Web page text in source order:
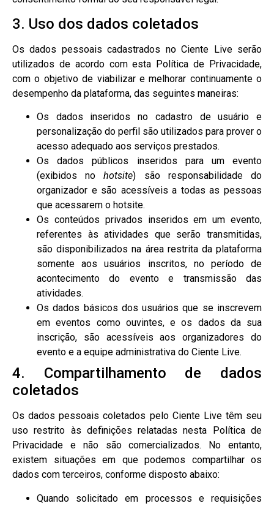
3. Uso dos dados coletados
Os dados pessoais cadastrados no Ciente Live serão
utilizados de acordo com esta Política de Privacidade,
com o objetivo de viabilizar e melhorar continuamente o
desempenho da plataforma, das seguintes maneiras:
Os dados inseridos no cadastro de usuário e
personalização do perfil são utilizados para prover o
acesso adequado aos serviços prestados.
Os dados públicos inseridos para um evento
(exibidos nohotsite) são responsabilidade do
organizador e são acessíveis a todas as pessoas
que acessarem o hotsite.
Os conteúdos privados inseridos em um evento,
referentes às atividades que serão transmitidas,
são disponibilizados na área restrita da plataforma
somente aos usuários inscritos, no período de
acontecimento do evento e transmissão das
atividades.
Os dados básicos dos usuários que se inscrevem
em eventos como ouvintes, e os dados da sua
inscrição, são acessíveis aos organizadores do
evento e a equipe administrativa do Ciente Live.
4. Compartilhamento de dados
coletados
Os dados pessoais coletados pelo Ciente Live têm seu
uso restrito às definições relatadas nesta Política de
Privacidade e não são comercializados. No entanto,
existem situações em que podemos compartilhar os
dados com terceiros, conforme disposto abaixo:
Quando solicitado em processos e requisições